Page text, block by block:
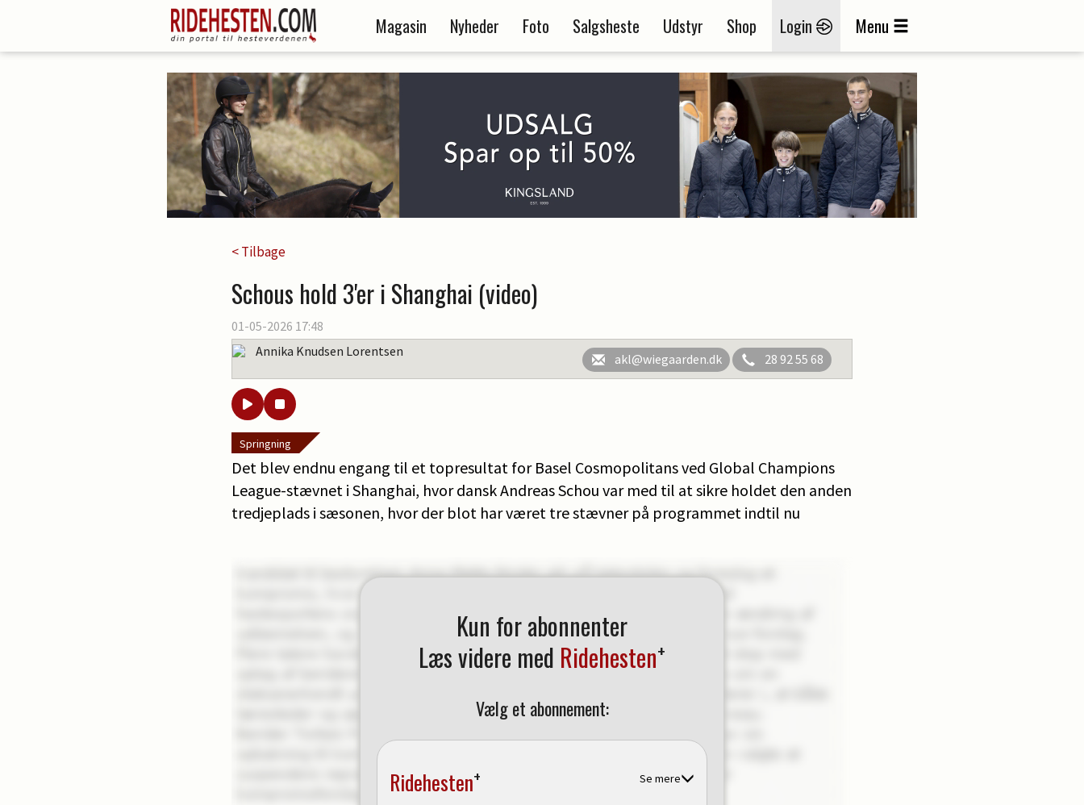
Magasin Nyheder Foto Salgsheste Udstyr Shop Login Menu
< Tilbage
Schous hold 3'er i Shanghai (video)
01-05-2026 17:48
Annika Knudsen Lorentsen
akl@wiegaarden.dk 28 92 55 68
Springning
Det blev endnu engang til et topresultat for Basel Cosmopolitans ved Global Champions
League-stævnet i Shanghai, hvor dansk Andreas Schou var med til at sikre holdet den anden
tredjeplads i sæsonen, hvor der blot har været tre stævner på programmet indtil nu
Kun for abonnenter
Læs videre med Ridehesten+
Vælg et abonnement:
Ridehesten+ Se mere